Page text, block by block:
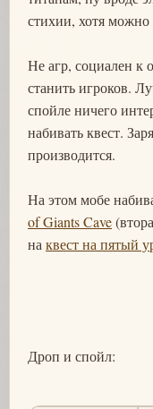
стихии, хотя
Не агр, социален
станить игроков.
спойле ничего
набивать квест.
производится.
На этом мобе
of Giants Cave
на квест на пятый
Дроп и спойл: